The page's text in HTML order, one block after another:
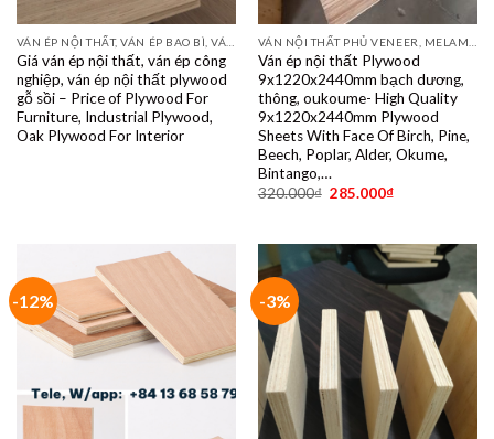
Giá ván ép nội thất, ván ép công
nghiệp, ván ép nội thất plywood
gỗ sồi – Price of Plywood For
Furniture, Industrial Plywood,
Oak Plywood For Interior
Ván ép nội thất Plywood
9x1220x2440mm bạch dương,
thông, oukoume- High Quality
9x1220x2440mm Plywood
Sheets With Face Of Birch, Pine,
Beech, Poplar, Alder, Okume,
Bintango,…
320.000₫ 285.000₫
-12% -3%